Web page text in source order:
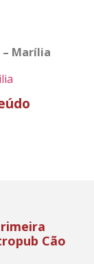
– Marília
Cão